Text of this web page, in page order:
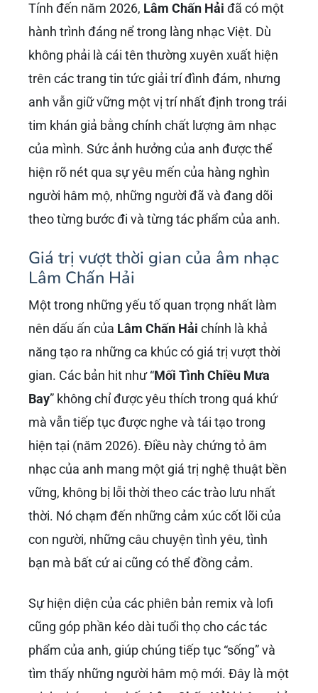
Tính đến năm 2026, Lâm Chấn Hải đã có một
hành trình đáng nể trong làng nhạc Việt. Dù
không phải là cái tên thường xuyên xuất hiện
trên các trang tin tức giải trí đình đám, nhưng
anh vẫn giữ vững một vị trí nhất định trong trái
tim khán giả bằng chính chất lượng âm nhạc
của mình. Sức ảnh hưởng của anh được thể
hiện rõ nét qua sự yêu mến của hàng nghìn
người hâm mộ, những người đã và đang dõi
theo từng bước đi và từng tác phẩm của anh.
Giá trị vượt thời gian của âm nhạc
Lâm Chấn Hải
Một trong những yếu tố quan trọng nhất làm
nên dấu ấn của Lâm Chấn Hải chính là khả
năng tạo ra những ca khúc có giá trị vượt thời
gian. Các bản hit như “Mối Tình Chiều Mưa
Bay” không chỉ được yêu thích trong quá khứ
mà vẫn tiếp tục được nghe và tái tạo trong
hiện tại (năm 2026). Điều này chứng tỏ âm
nhạc của anh mang một giá trị nghệ thuật bền
vững, không bị lỗi thời theo các trào lưu nhất
thời. Nó chạm đến những cảm xúc cốt lõi của
con người, những câu chuyện tình yêu, tình
bạn mà bất cứ ai cũng có thể đồng cảm.
Sự hiện diện của các phiên bản remix và lofi
cũng góp phần kéo dài tuổi thọ cho các tác
phẩm của anh, giúp chúng tiếp tục “sống” và
tìm thấy những người hâm mộ mới. Đây là một